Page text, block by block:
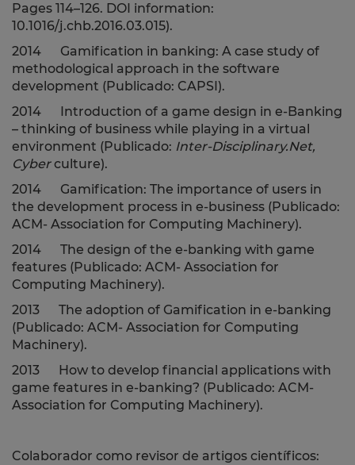
Pages 114–126. DOI information:
10.1016/j.chb.2016.03.015).
2014 Gamification in banking: A case study of
methodological approach in the software
development (Publicado: CAPSI).
2014 Introduction of a game design in e-Banking
– thinking of business while playing in a virtual
environment (Publicado: Inter-Disciplinary.Net,
Cyberculture).
2014 Gamification: The importance of users in
the development process in e-business (Publicado:
ACM- Association for Computing Machinery).
2014 The design of the e-banking with game
features (Publicado: ACM- Association for
Computing Machinery).
2013 The adoption of Gamification in e-banking
(Publicado: ACM- Association for Computing
Machinery).
2013 How to develop financial applications with
game features in e-banking? (Publicado: ACM-
Association for Computing Machinery).
Colaborador como revisor de artigos científicos: